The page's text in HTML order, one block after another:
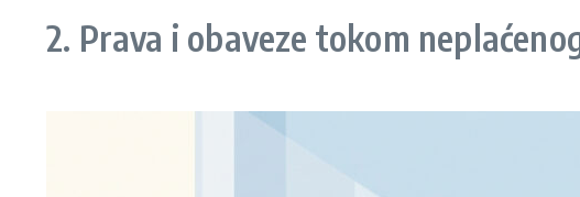
2. Prava i obaveze tokom